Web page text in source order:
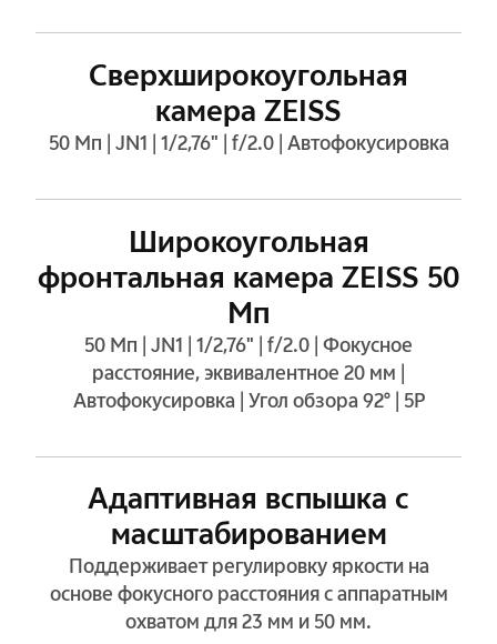
Сверхширокоугольная
камера ZEISS
50 Мп | JN1 | 1/2,76" | f/2.0 | Автофокусировка
Адаптивная вспышка с
масштабированием
Поддерживает регулировку яркости на
основе фокусного расстояния с аппаратным
охватом для 23 мм и 50 мм.
Широкоугольная
фронтальная камера ZEISS 50
Мп
50 Мп | JN1 | 1/2,76" | f/2.0 | Фокусное
расстояние, эквивалентное 20 мм |
Автофокусировка | Угол обзора 92° | 5P